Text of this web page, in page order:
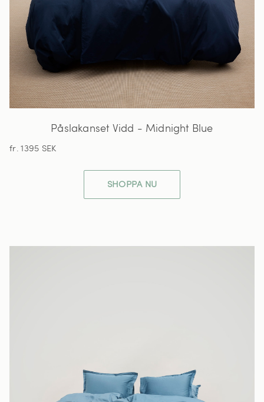
Påslakanset Vidd - Midnight Blue
fr. 1395 SEK
SHOPPA NU